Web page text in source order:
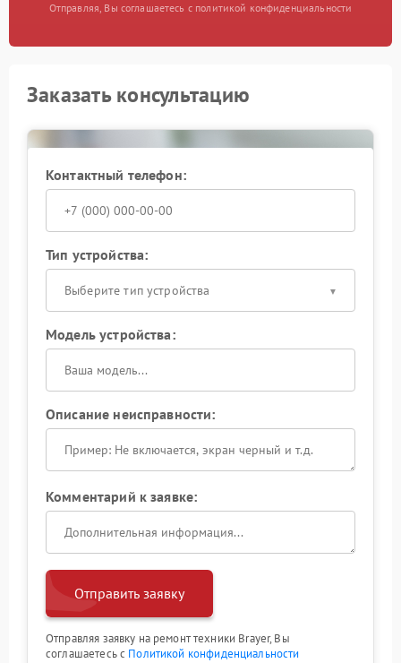
Отправляя, Вы соглашаетесь с политикой конфиденциальности
Заказать консультацию
Контактный телефон:
Тип устройства:
Выберите тип устройства
Модель устройства:
Описание неисправности:
Комментарий к заявке:
Отправить заявку
Отправляя заявку на ремонт техники Brayer, Вы
соглашаетесь с Политикой конфиденциальности